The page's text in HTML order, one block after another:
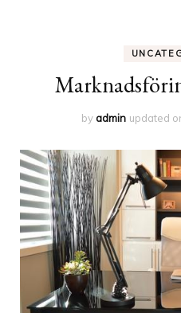
byadmin updated